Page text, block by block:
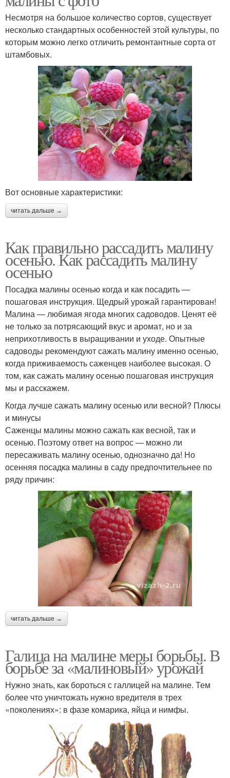
Несмотря на большое количество сортов, существует
несколько стандартных особенностей этой культуры, по
которым можно легко отличить ремонтантные сорта от
штамбовых.
Вот основные характеристики:
читать дальше →
Как правильно рассадить малину
осенью. Как рассадить малину
осенью
Посадка малины осенью когда и как посадить —
пошаговая инструкция. Щедрый урожай гарантирован!
Малина — любимая ягода многих садоводов. Ценят её
не только за потрясающий вкус и аромат, но и за
неприхотливость в выращивании и уходе. Опытные
садоводы рекомендуют сажать малину именно осенью,
когда приживаемость саженцев наиболее высокая. О
том, как сажать малину осенью пошаговая инструкция
мы и расскажем.
Когда лучше сажать малину осенью или весной? Плюсы
и минусы
Саженцы малины можно сажать как весной, так и
осенью. Поэтому ответ на вопрос — можно ли
пересаживать малину осенью, однозначно да! Но
осенняя посадка малины в саду предпочтительнее по
ряду причин:
читать дальше →
Галица на малине меры борьбы. В
борьбе за «малиновый» урожай
Нужно знать, как бороться с галлицей на малине. Тем
более что уничтожать нужно вредителя в трех
«поколениях»: в фазе комарика, яйца и нимфы.